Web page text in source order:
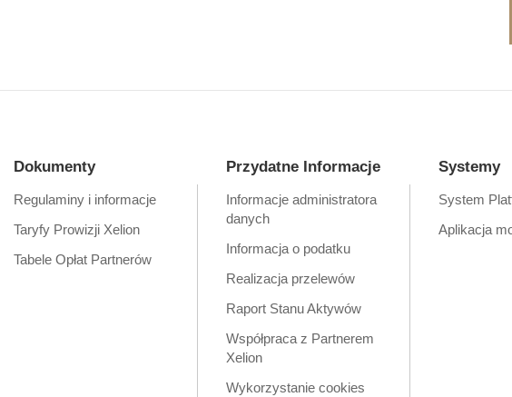
Dokumenty
Regulaminy i informacje
Taryfy Prowizji Xelion
Tabele Opłat Partnerów
Przydatne Informacje
Informacje administratora
danych
Informacja o podatku
Realizacja przelewów
Raport Stanu Aktywów
Współpraca z Partnerem
Xelion
Wykorzystanie cookies
Systemy
System
Aplikacja